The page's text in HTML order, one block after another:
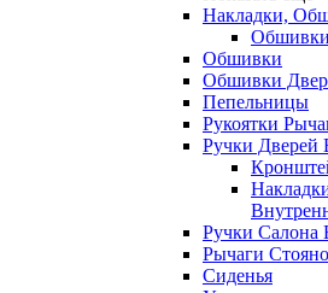
Накладки,
Обшивки
Обшивки
Пепельницы
Рукоятки
Ручки Дверей
Ручки Салона
Рычаги
Сиденья